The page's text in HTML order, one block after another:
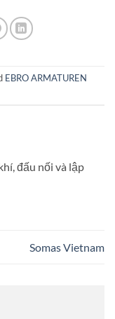
EBRO ARMATUREN
đấu nối và lập
Somas Vietnam